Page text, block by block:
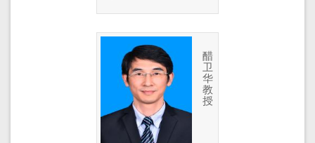
醋
卫
华
教
授